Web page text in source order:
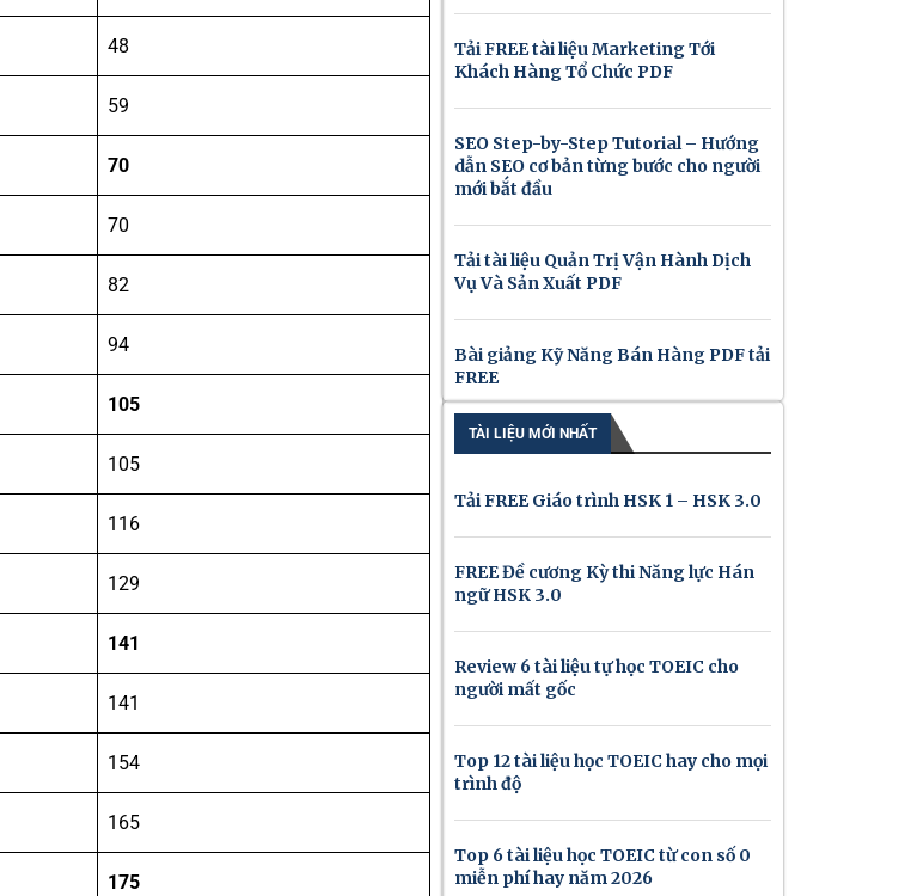
48
59
70
70
82
94
105
105
116
129
141
141
154
165
175
Tải FREE tài liệu Marketing Tới
Khách Hàng Tổ Chức PDF
SEO Step-by-Step Tutorial – Hướng
dẫn SEO cơ bản từng bước cho người
mới bắt đầu
Tải tài liệu Quản Trị Vận Hành Dịch
Vụ Và Sản Xuất PDF
Bài giảng Kỹ Năng Bán Hàng PDF tải
FREE
TÀI LIỆU MỚI NHẤT
Tải FREE Giáo trình HSK 1 – HSK 3.0
FREE Đề cương Kỳ thi Năng lực Hán
ngữ HSK 3.0
Review 6 tài liệu tự học TOEIC cho
người mất gốc
Top 12 tài liệu học TOEIC hay cho mọi
trình độ
Top 6 tài liệu học TOEIC từ con số 0
miễn phí hay năm 2026